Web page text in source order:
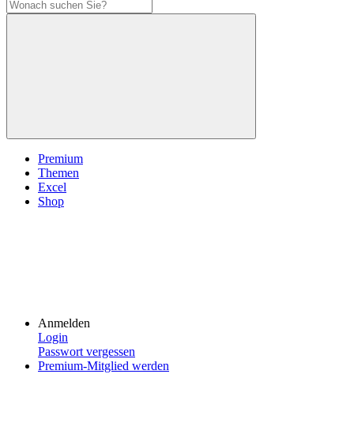
Premium
Themen
Excel
Shop
Anmelden
Login
Passwort vergessen
Premium-Mitglied werden